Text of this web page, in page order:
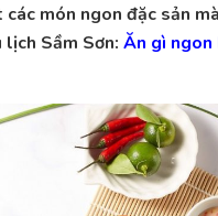
các món ngon đặc sản
lịch Sầm Sơn: Ăn gì ngon